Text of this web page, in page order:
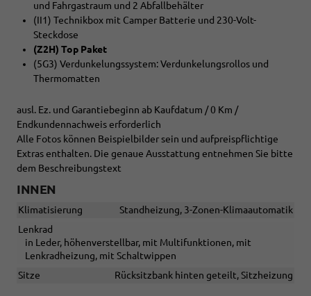
und Fahrgastraum und 2 Abfallbehälter
(II1) Technikbox mit Camper Batterie und 230-Volt-
Steckdose
(Z2H) Top Paket
(5G3) Verdunkelungssystem: Verdunkelungsrollos und
Thermomatten
ausl. Ez. und Garantiebeginn ab Kaufdatum / 0 Km /
Endkundennachweis erforderlich
Alle Fotos können Beispielbilder sein und aufpreispflichtige
Extras enthalten. Die genaue Ausstattung entnehmen Sie bitte
dem Beschreibungstext
INNEN
Klimatisierung
Standheizung, 3-Zonen-Klimaautomatik
Lenkrad
in Leder, höhenverstellbar, mit Multifunktionen, mit
Lenkradheizung, mit Schaltwippen
Sitze
Rücksitzbank hinten geteilt, Sitzheizung